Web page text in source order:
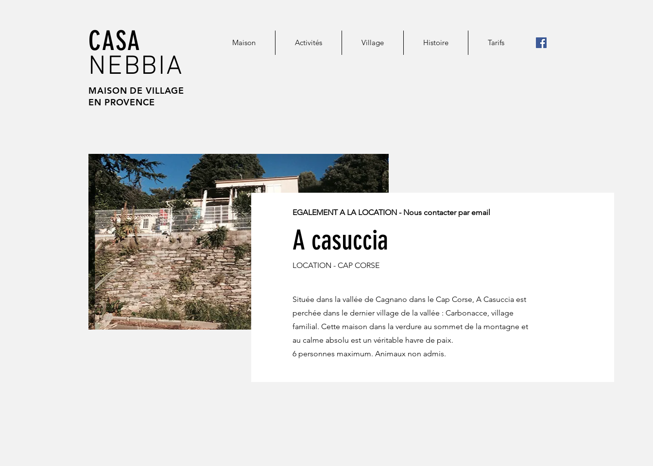
CASA
NEBBIA
Maison Activités Village Histoire Tarifs
MAISON DE VILLAGE
EN PROVENCE
EGALEMENT A LA LOCATION - Nous contacter par email
A casuccia
LOCATION - CAP CORSE
Située dans la vallée de Cagnano dans le Cap Corse, A Casuccia est
perchée dans le dernier village de la vallée : Carbonacce, village
familial. Cette maison dans la verdure au sommet de la montagne et
au calme absolu est un véritable havre de paix.
6 personnes maximum. Animaux non admis.